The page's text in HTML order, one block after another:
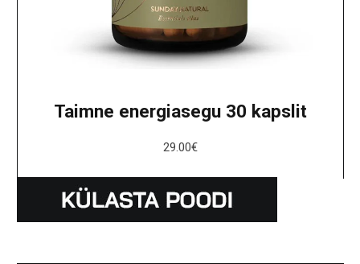
Taimne energiasegu 30 kapslit
29.00€